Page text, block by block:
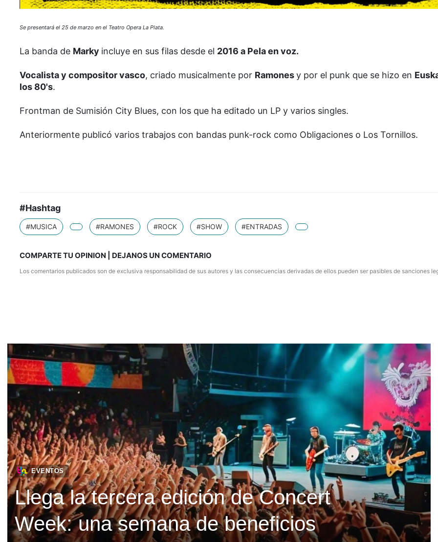
Se presentará el 25 de marzo en el Teatro Opera La Plata.
La banda de Marky incluye en sus filas desde el 2016 a Pela en voz.
Vocalista y compositor vasco, criado musicalmente por Ramonesy por el punk que se hizo en
los 80's.
Frontman de Sumisión City Blues, con los que ha editado un LP y varios singles.
Anteriormente publicó varios trabajos con bandas punk-rock como Obligaciones o Los Tornillos.
#Hashtag
#MUSICA #RAMONES #ROCK #SHOW #ENTRADAS
COMPARTE TU OPINION | DEJANOS UN COMENTARIO
Los comentarios publicados son de exclusiva responsabilidad de sus autores y las consecuencias derivadas de ellos pueden ser pasibles de sanciones
EVENTOS
Llega la tercera edición de Concert
Week: una semana de beneficios